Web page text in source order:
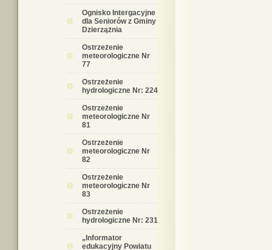
Ognisko Intergacyjne
dla Seniorów z Gminy
Dzierzążnia
Ostrzeżenie
meteorologiczne Nr
77
Ostrzeżenie
hydrologiczne Nr: 224
Ostrzeżenie
meteorologiczne Nr
81
Ostrzeżenie
meteorologiczne Nr
82
Ostrzeżenie
meteorologiczne Nr
83
Ostrzeżenie
hydrologiczne Nr: 231
„Informator
edukacyjny Powiatu